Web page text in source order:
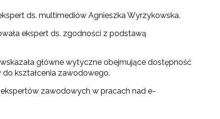
ds. multimediów Agnieszka Wyrzykowska.
ekspert ds. zgodności z podstawą
główne wytyczne obejmujące dostępność
kształcenia zawodowego.
zawodowych w pracach nad e-